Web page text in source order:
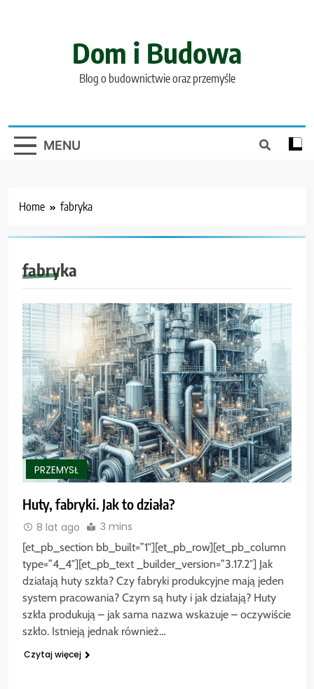
Dom i Budowa
Blog o budownictwie oraz przemyśle
MENU
Home fabryka
fabryka
PRZEMYSŁ
Huty, fabryki. Jak to działa?
8 lat ago 3 mins
[et_pb_section bb_built=”1″][et_pb_row][et_pb_column
type=”4_4″][et_pb_text _builder_version=”3.17.2″] Jak
działają huty szkła? Czy fabryki produkcyjne mają jeden
system pracowania? Czym są huty i jak działają? Huty
szkła produkują – jak sama nazwa wskazuje – oczywiście
szkło. Istnieją jednak również…
Czytaj więcej